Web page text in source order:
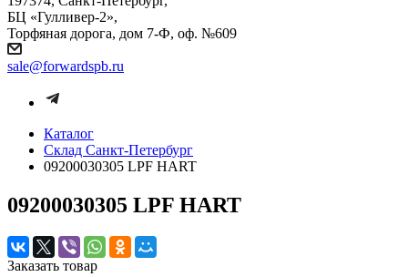
БЦ «Гулливер-2»,
Торфяная дорога, дом 7-Ф, оф. №609
sale@forwardspb.ru
Каталог
Cклад Санкт-Петербург
09200030305 LPF HART
09200030305 LPF HART
Заказать товар